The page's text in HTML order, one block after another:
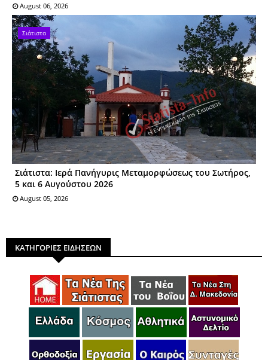
August 06, 2026
Σιάτιστα
Σιάτιστα: Ιερά Πανήγυρις Μεταμορφώσεως του Σωτήρος,
5 και 6 Αυγούστου 2026
August 05, 2026
ΚΑΤΗΓΟΡΙΕΣ ΕΙΔΗΣΕΩΝ